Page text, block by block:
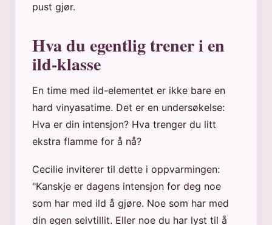
pust gjør.
Hva du egentlig trener i en
ild-klasse
En time med ild-elementet er ikke bare en
hard vinyasatime. Det er en undersøkelse:
Hva er din intensjon? Hva trenger du litt
ekstra flamme for å nå?
Cecilie inviterer til dette i oppvarmingen:
"Kanskje er dagens intensjon for deg noe
som har med ild å gjøre. Noe som har med
din egen selvtillit. Eller noe du har lyst til å